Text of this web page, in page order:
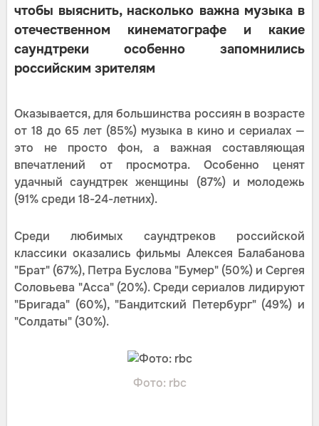
чтобы выяснить, насколько важна музыка в
отечественном кинематографе и какие
саундтреки особенно запомнились
российским зрителям
Оказывается, для большинства россиян в возрасте
от 18 до 65 лет (85%) музыка в кино и сериалах —
это не просто фон, а важная составляющая
впечатлений от просмотра. Особенно ценят
удачный саундтрек женщины (87%) и молодежь
(91% среди 18-24-летних).
Среди любимых саундтреков российской
классики оказались фильмы Алексея Балабанова
"Брат" (67%), Петра Буслова "Бумер" (50%) и Сергея
Соловьева "Асса" (20%). Среди сериалов лидируют
"Бригада" (60%), "Бандитский Петербург" (49%) и
"Солдаты" (30%).
Фото: rbc